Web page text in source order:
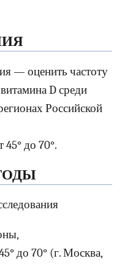
— оценить частоту
D среди
Российской
до 70°.
до 70° (г. Москва,